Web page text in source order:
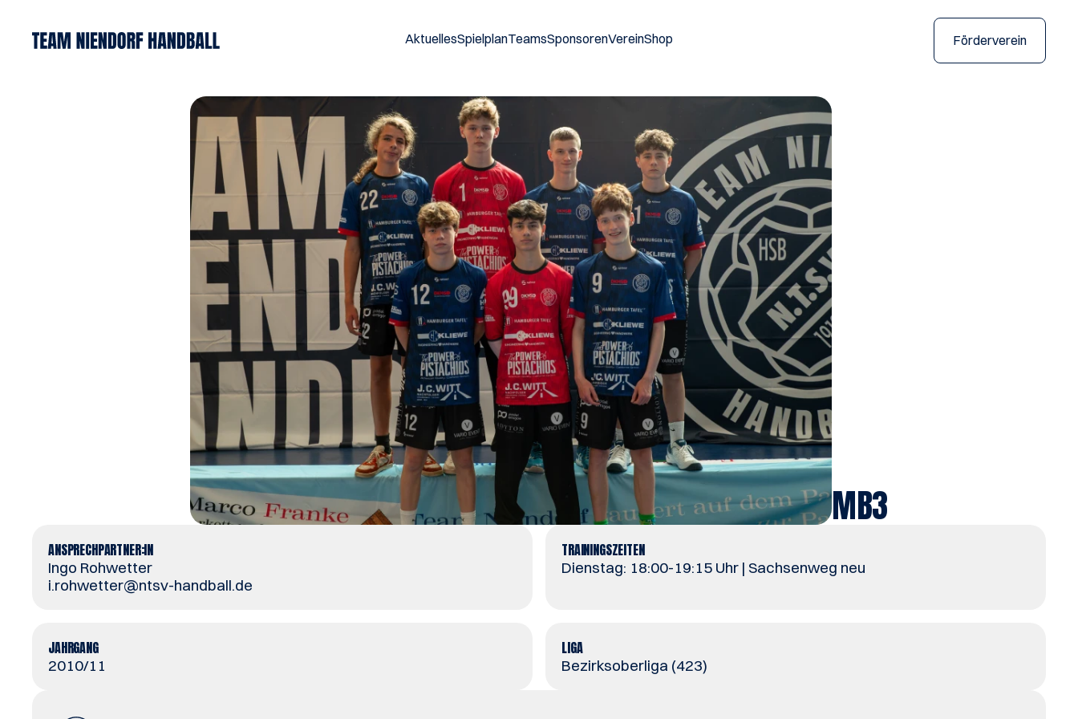
AktuellesSpielplanTeamsSponsorenVereinShop Förderverein
MB3
ANSPRECHPARTNER:IN
Ingo Rohwetter
i.rohwetter@ntsv-handball.de
TRAININGSZEITEN
Dienstag: 18:00-19:15 Uhr | Sachsenweg neu
JAHRGANG
2010/11
LIGA
Bezirksoberliga (423)